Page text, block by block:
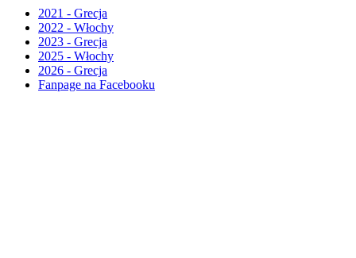
2021 - Grecja
2022 - Włochy
2023 - Grecja
2025 - Włochy
2026 - Grecja
Fanpage na Facebooku